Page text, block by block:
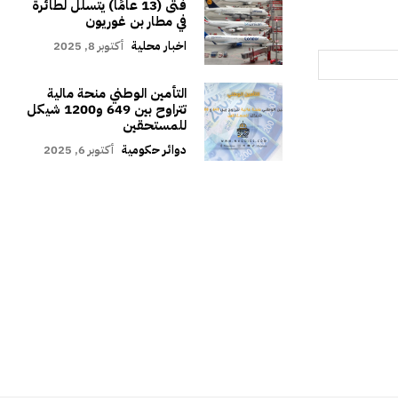
فتى (13 عامًا) يتسلل لطائرة
في مطار بن غوريون
اخبار محلية أكتوبر 8, 2025
التأمين الوطني منحة مالية
تتراوح بين 649 و1200 شيكل
للمستحقين
دوائر حكومية أكتوبر 6, 2025